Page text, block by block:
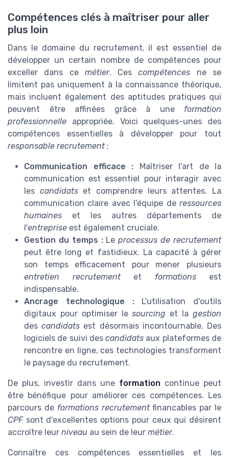
Compétences clés à maîtriser pour aller
plus loin
Dans le domaine du recrutement, il est essentiel de
développer un certain nombre de compétences pour
exceller dans ce métier. Cescompétences ne se
limitent pas uniquement à la connaissance théorique,
mais incluent également des aptitudes pratiques qui
peuvent être affinées grâce à une formation
professionnelle appropriée. Voici quelques-unes des
compétences essentielles à développer pour tout
responsable recrutement:
Communication efficace : Maîtriser l'art de la
communication est essentiel pour interagir avec
les candidatset comprendre leurs attentes. La
communication claire avec l'équipe de ressources
humaines et les autres départements de
l'entreprise est également cruciale.
Gestion du temps :Leprocessus de recrutement
peut être long et fastidieux. La capacité à gérer
son temps efficacement pour mener plusieurs
entretien recrutementet formationsest
indispensable.
Ancrage technologique :L'utilisation d'outils
digitaux pour optimiser lesourcing et lagestion
descandidats est désormais incontournable. Des
logiciels de suivi descandidats aux plateformes de
rencontre en ligne, ces technologies transforment
le paysage du recrutement.
De plus, investir dans une formation continue peut
être bénéfique pour améliorer ces compétences. Les
parcours de formations recrutementfinancables par le
CPFsont d'excellentes options pour ceux qui désirent
accroître leur niveau au sein de leur métier.
Connaître ces compétences essentielles et les